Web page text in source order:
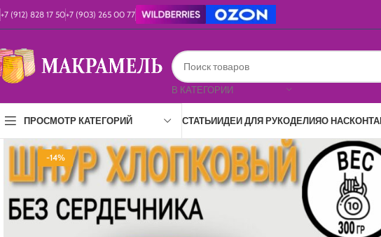
+7 (912) 828 17 50+7 (903) 265 00 77
В КАТЕГОРИИ
ПРОСМОТР КАТЕГОРИЙ СТАТЬИИДЕИ ДЛЯ РУКОДЕЛИЯО НАС
-14%
100% ХЛОПОК